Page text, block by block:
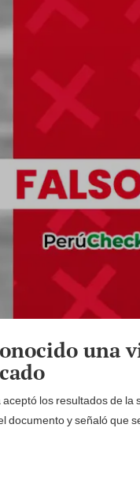
una
los resultados de la
documento y señaló que